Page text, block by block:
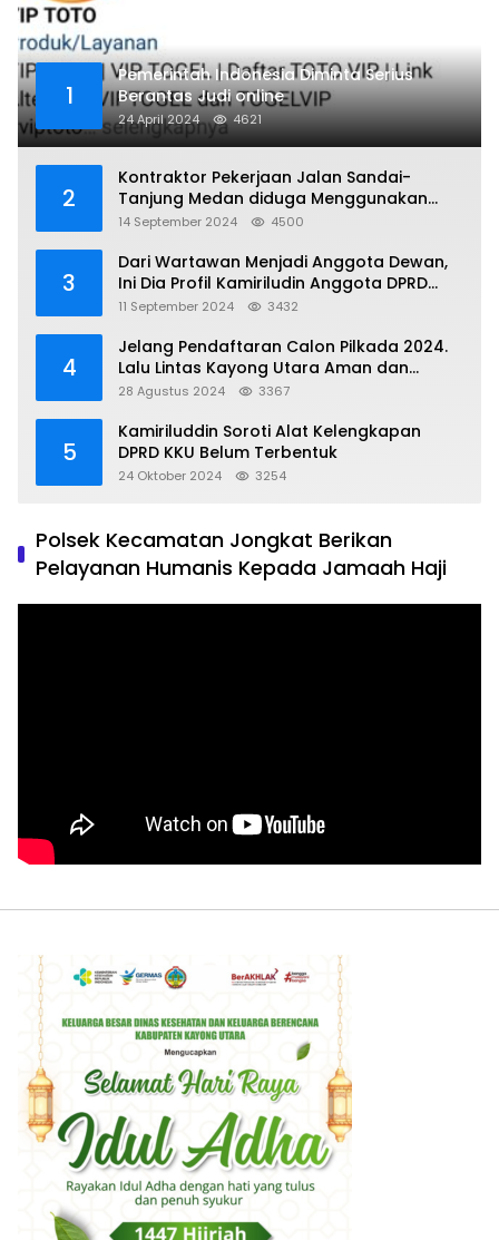
1
Pemerintah Indonesia Diminta Serius
Berantas Judi online
24 April 2024 4621
2
Kontraktor Pekerjaan Jalan Sandai-
Tanjung Medan diduga Menggunakan
Matrial Tanah tak Berizin Resmi
14 September 2024 4500
3
Dari Wartawan Menjadi Anggota Dewan,
Ini Dia Profil Kamiriludin Anggota DPRD
Dapil 1 KKU
11 September 2024 3432
4
Jelang Pendaftaran Calon Pilkada 2024.
Lalu Lintas Kayong Utara Aman dan
Kondusif
28 Agustus 2024 3367
5
Kamiriluddin Soroti Alat Kelengkapan
DPRD KKU Belum Terbentuk
24 Oktober 2024 3254
Polsek Kecamatan Jongkat Berikan
Pelayanan Humanis Kepada Jamaah Haji